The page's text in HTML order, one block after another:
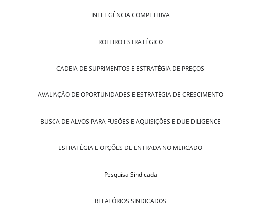
INTELIGÊNCIA COMPETITIVA
ROTEIRO ESTRATÉGICO
CADEIA DE SUPRIMENTOS E ESTRATÉGIA DE PREÇOS
AVALIAÇÃO DE OPORTUNIDADES E ESTRATÉGIA DE CRESCIMENTO
BUSCA DE ALVOS PARA FUSÕES E AQUISIÇÕES E DUE DILIGENCE
ESTRATÉGIA E OPÇÕES DE ENTRADA NO MERCADO
Pesquisa Sindicada
RELATÓRIOS SINDICADOS